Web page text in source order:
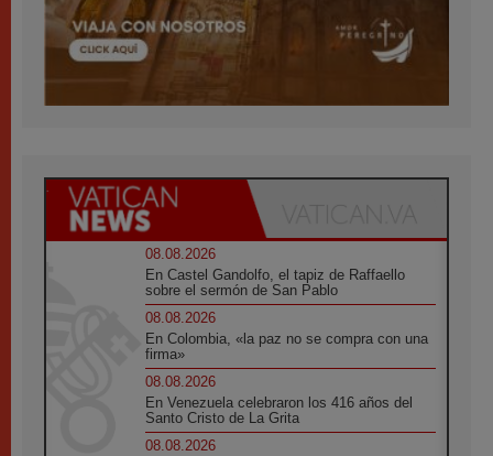
08.08.2026
En Castel Gandolfo, el tapiz de Raffaello
sobre el sermón de San Pablo
08.08.2026
En Colombia, «la paz no se compra con una
firma»
08.08.2026
En Venezuela celebraron los 416 años del
Santo Cristo de La Grita
08.08.2026